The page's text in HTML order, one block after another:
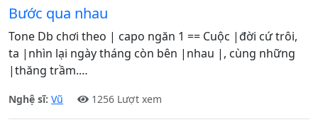
Bước qua nhau
Tone Db chơi theo | capo ngăn 1 == Cuộc |đời cứ trôi,
ta |nhìn lại ngày tháng còn bên |nhau |, cùng những
|thăng trầm.…
Nghệ sĩ: Vũ 1256 Lượt xem